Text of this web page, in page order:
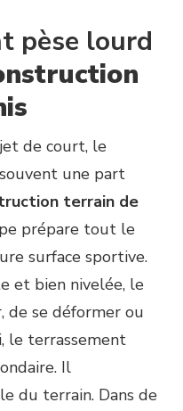
TERRASSEMENT
LE
DE
TENNIS
pèse lourd
de court, le
une part
terrain de
prépare tout le
surface sportive.
et bien nivelée, le
de se déformer ou
le terrassement
Il
du terrain. Dans de